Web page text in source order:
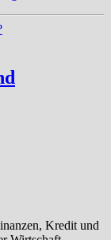
Kredit und